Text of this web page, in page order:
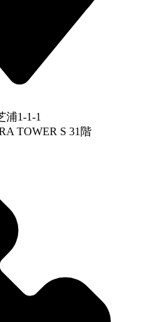
浦1-1-1
TOWER S 31階